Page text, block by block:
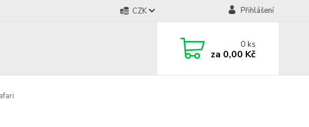
CZK Přihlášení
0ks
za 0,00 Kč